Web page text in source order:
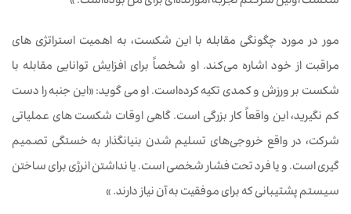
مور در مورد چگونگی مقابله با این شکست، به اهمیت استراتژی های
مراقبت از خود اشاره می‌کند. او شخصاً برای افزایش توانایی مقابله با
شکست بر ورزش و کمدی تکیه کرده‌است. او می گوید: «این جنبه را دست
کم نگیرید، این واقعاً کار بزرگی است. گاهی اوقات شکست های عملیاتی
شرکت، در واقع خروجی‌های تسلیم شدن بنیانگذار به خستگی تصمیم
گیری است. و یا فرد تحت فشار شخصی است. یا نداشتن انرژی برای ساختن
سیستم پشتیبانی که برای موفقیت به آن نیاز دارند. »